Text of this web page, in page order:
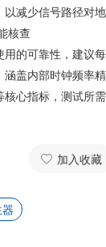
以减少信号路径对
核查
用的可靠性，建议
涵盖内部时钟频率
核心指标，测试所
加入收藏